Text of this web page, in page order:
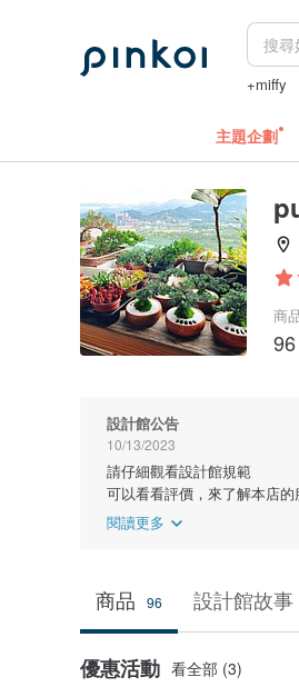
+miffy
主題企劃
商
96
設計館公告
10/13/2023
請仔細觀看設計館規範
可以看看評價，來了解本店
閱讀更多
商品 96 設計館故事
優惠活動 看全部 (3)